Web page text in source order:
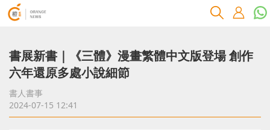
書展新書｜《三體》漫畫繁體中文版登場 創作
六年還原多處小說細節
書人書事
2024-07-15 12:41